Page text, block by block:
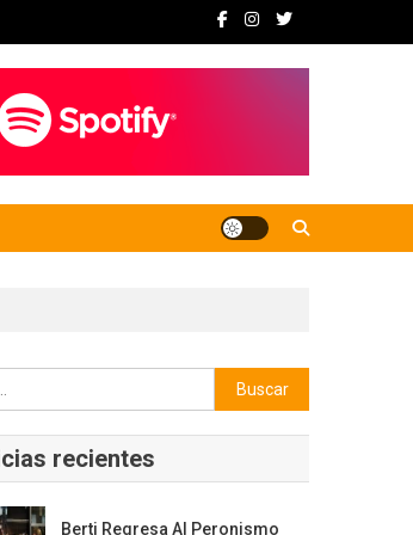
Buscar:
recientes
Berti Regresa Al Peronismo